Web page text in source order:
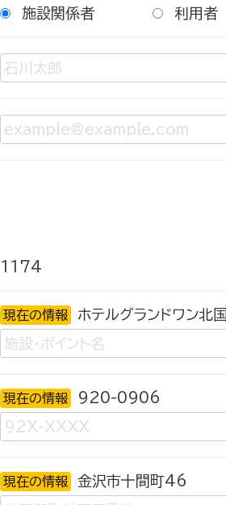
施設関係者 利用者
1174
現在の情報 ホテルグランドワン北国
現在の情報 920-0906
現在の情報 金沢市十間町46